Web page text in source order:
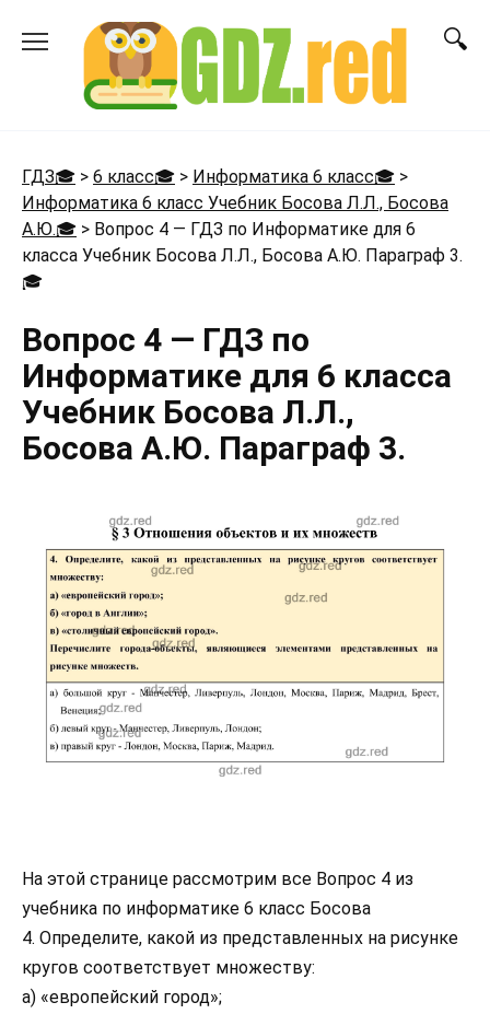
ГДЗ🎓 > 6 класс🎓 > Информатика 6 класс🎓 >
Информатика 6 класс Учебник Босова Л.Л., Босова
А.Ю.🎓 > Вопрос 4 — ГДЗ по Информатике для 6
класса Учебник Босова Л.Л., Босова А.Ю. Параграф 3.
🎓
Вопрос 4 — ГДЗ по
Информатике для 6 класса
Учебник Босова Л.Л.,
Босова А.Ю. Параграф 3.
На этой странице рассмотрим все Вопрос 4 из
учебника по информатике 6 класс Босова
4. Определите, какой из представленных на рисунке
кругов соответствует множеству:
а) «европейский город»;